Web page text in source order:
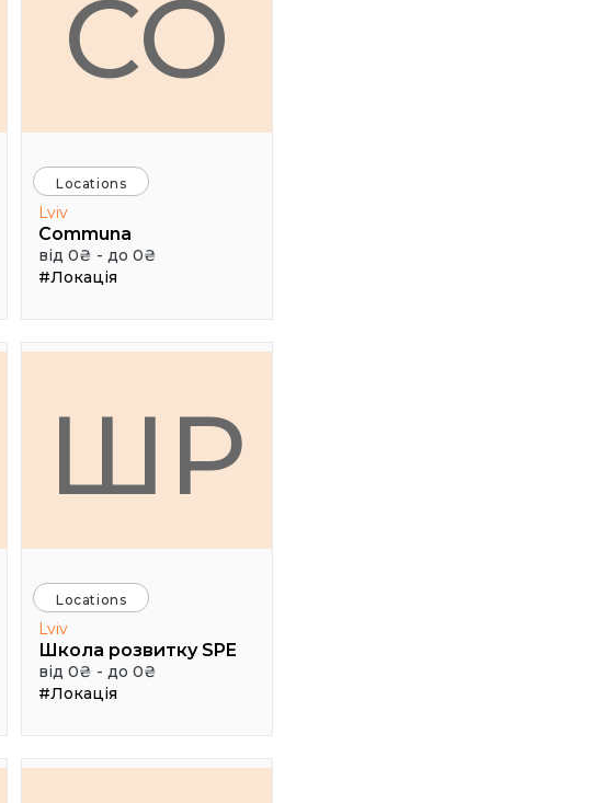
CO
Locations
Lviv
Communa
від 0₴ - до 0₴
#Локація
ШР
Locations
Lviv
Школа розвитку SPE
від 0₴ - до 0₴
#Локація